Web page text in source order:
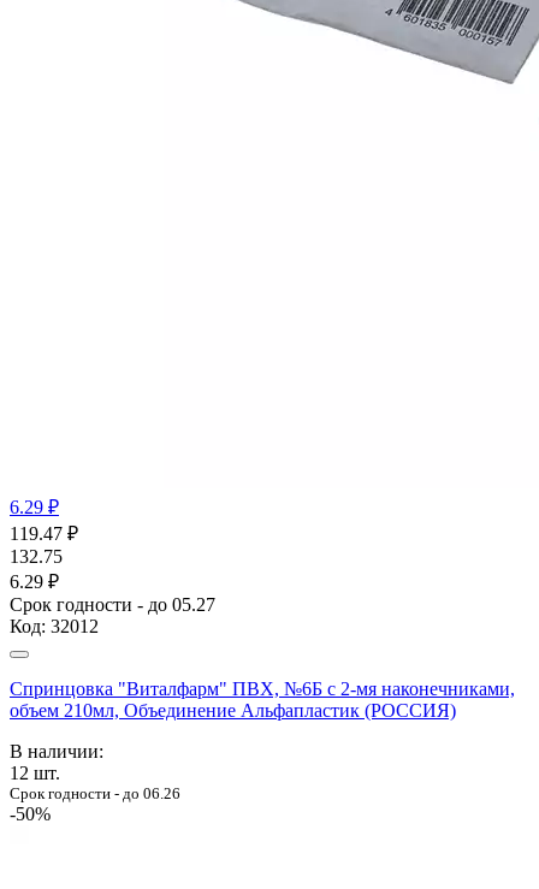
6.29 ₽
119.47 ₽
132.75
6.29 ₽
Срок годности - до 05.27
Код: 32012
Спринцовка "Виталфарм" ПВХ, №6Б с 2-мя наконечниками,
объем 210мл, Объединение Альфапластик (РОССИЯ)
В наличии:
12 шт.
Срок годности - до 06.26
-50%